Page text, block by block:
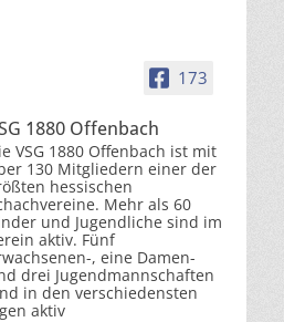
173
1880 Offenbach
VSG 1880 Offenbach ist mit
130 Mitgliedern einer der
hessischen
Mehr als 60
und Jugendliche sind im
aktiv. Fünf
, eine Damen-
drei Jugendmannschaften
in den verschiedensten
aktiv